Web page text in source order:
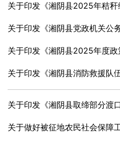
关于做好被征地农民社会保障